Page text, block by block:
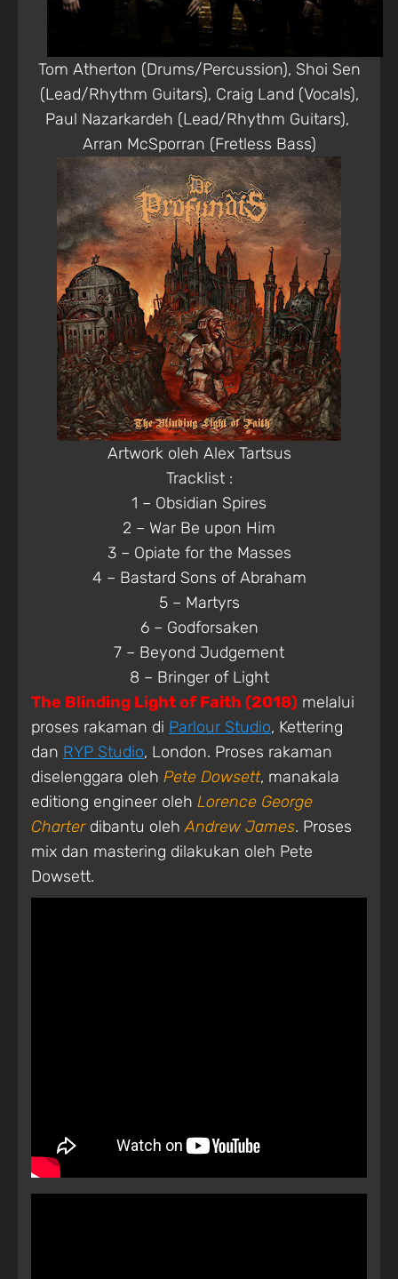
Tom Atherton (Drums/Percussion), Shoi Sen
(Lead/Rhythm Guitars), Craig Land (Vocals),
Paul Nazarkardeh (Lead/Rhythm Guitars),
Arran McSporran (Fretless Bass)
Artwork oleh Alex Tartsus
Tracklist :
1 – Obsidian Spires
2 – War Be upon Him
3 – Opiate for the Masses
4 – Bastard Sons of Abraham
5 – Martyrs
6 – Godforsaken
7 – Beyond Judgement
8 – Bringer of Light
The Blinding Light of Faith (2018) melalui
proses rakaman di Parlour Studio, Kettering
dan RYP Studio, London. Proses rakaman
diselenggara oleh Pete Dowsett, manakala
editiong engineer oleh Lorence George
Charterdibantu olehAndrew James. Proses
mix dan mastering dilakukan oleh Pete
Dowsett.